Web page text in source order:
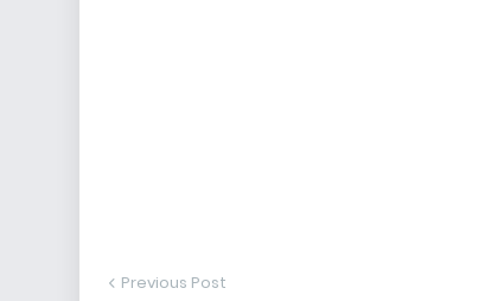
Previous Post